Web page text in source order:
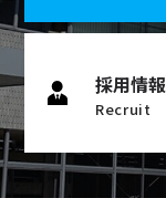
採用情報
Recruit